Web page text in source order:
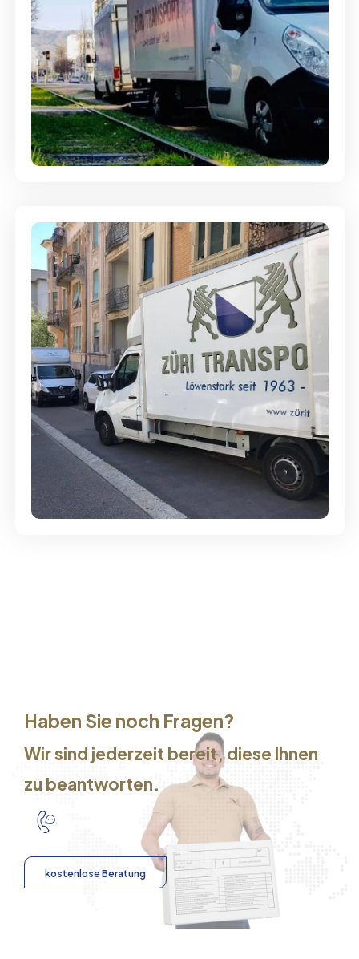
Ein- und Auspackservice
Günstige Umzüge - Hervorragender
Service
Haben Sie noch Fragen?
Wir sind jederzeit bereit, diese Ihnen
zu beantworten.
kostenlose Beratung